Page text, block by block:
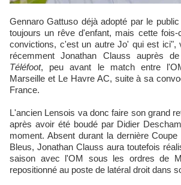
Gennaro Gattuso déjà adopté par le public marseillais ? "C'est
toujours un rêve d'enfant, mais cette
convictions, c'est un autre Jo' qui est ici",
récemment Jonathan Clauss auprès
Téléfoot, peu avant le match entre
Marseille et Le Havre AC, suite à sa
France.
L'ancien Lensois va donc faire son grand
après avoir été boudé par Didier
moment. Absent durant la dernière
Bleus, Jonathan Clauss aura toutefois
saison avec l'OM sous les ordres de
repositionné au poste de latéral droit dans